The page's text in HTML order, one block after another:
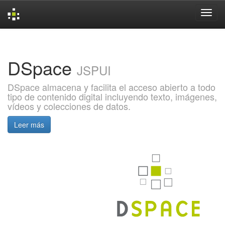
DSpace JSPUI
DSpace almacena y facilita el acceso abierto a todo
tipo de contenido digital incluyendo texto, imágenes,
vídeos y colecciones de datos.
Leer más